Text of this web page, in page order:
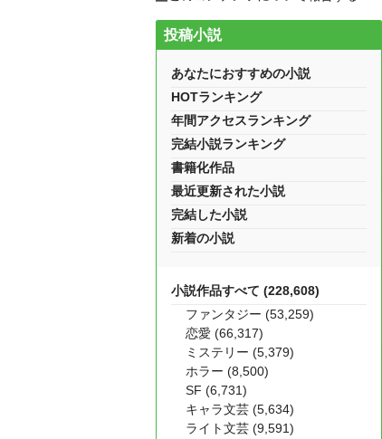
投稿小説
あなたにおすすめの小説
HOTランキング
年間アクセスランキング
完結小説ランキング
書籍化作品
最近更新された小説
完結した小説
新着の小説
小説作品すべて (228,608)
ファンタジー (53,259)
恋愛 (66,317)
ミステリー (5,379)
ホラー (8,500)
SF (6,731)
キャラ文芸 (5,634)
ライト文芸 (9,591)